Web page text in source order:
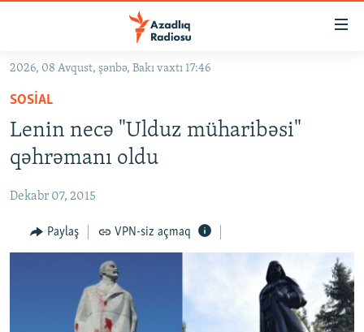
Əsas
qayıt
Əsas
naviqasiyaya
qayıt
Axtarışa
GÜNDƏM
KORRUPSIOMETR
#ƏSLINDƏ
FƏRQƏ BAX
QANUNI DOĞRU
MULTIMEDIA
RADIO ARXIV
2026, 08 Avqust, şənbə, Bakı vaxtı 17:46
SOSIAL
Lenin necə "Ulduz müharibəsi"
qəhrəmanı oldu
Dekabr 07, 2015
Paylaş VPN-siz açmaq